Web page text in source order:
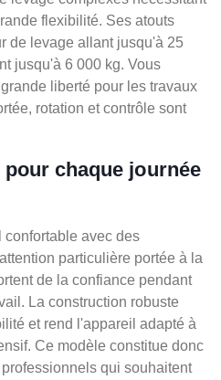
flexibilité. Ses atouts
de levage allant jusqu'à 25
jusqu'à 6 000 kg. Vous
liberté pour les travaux
rotation et contrôle sont
chaque journée
confortable avec des
particulière portée à la
de la confiance pendant
La construction robuste
et rend l'appareil adapté à
Ce modèle constitue donc
qui souhaitent